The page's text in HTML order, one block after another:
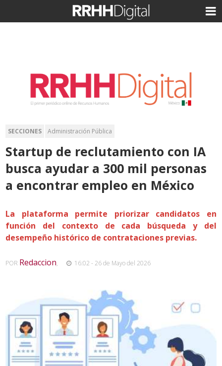
SECCIONES Administración Pública
Startup de reclutamiento con IA
busca ayudar a 300 mil personas
a encontrar empleo en México
La plataforma permite priorizar candidatos en
función del contexto de cada búsqueda y del
desempeño histórico de contrataciones previas.
POR Redaccion, 16:02 - 26 de Mayo del 2026